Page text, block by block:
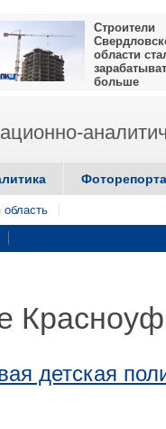
Строители
области
больше
область
детская